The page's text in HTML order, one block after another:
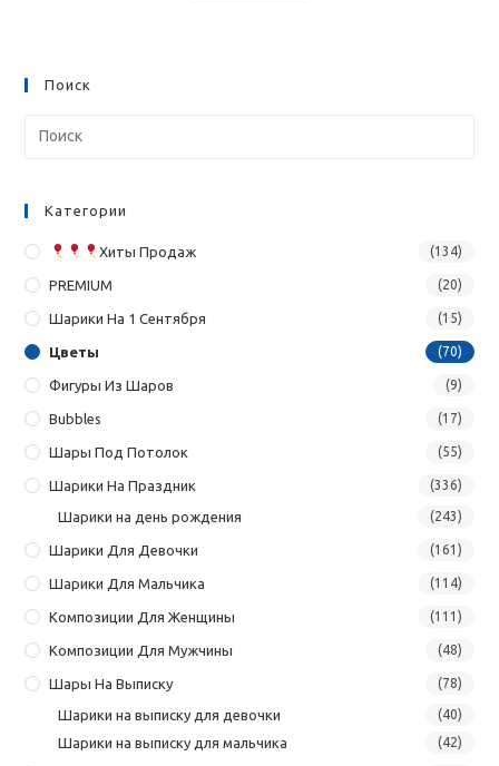
Поиск
Категории
Хиты Продаж (134)
PREMIUM (20)
Шарики На 1 Сентября (15)
Цветы (70)
Фигуры Из Шаров (9)
Bubbles (17)
Шары Под Потолок (55)
Шарики На Праздник (336)
Шарики на день рождения (243)
Шарики Для Девочки (161)
Шарики Для Мальчика (114)
Композиции Для Женщины (111)
Композиции Для Мужчины (48)
Шары На Выписку (78)
Шарики на выписку для девочки (40)
Шарики на выписку для мальчика (42)